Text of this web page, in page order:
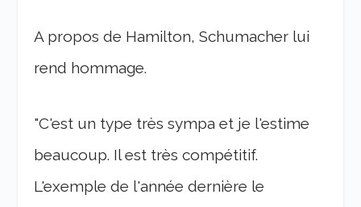
A propos de Hamilton, Schumacher lui
rend hommage.
"C'est un type très sympa et je l'estime
beaucoup. Il est très compétitif.
L'exemple de l'année dernière le